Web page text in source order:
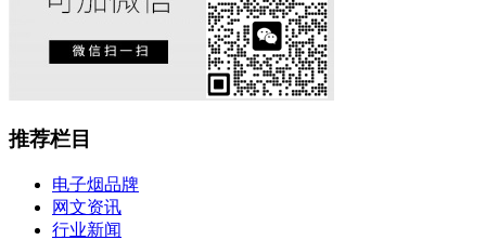
推荐栏目
电子烟品牌
网文资讯
行业新闻